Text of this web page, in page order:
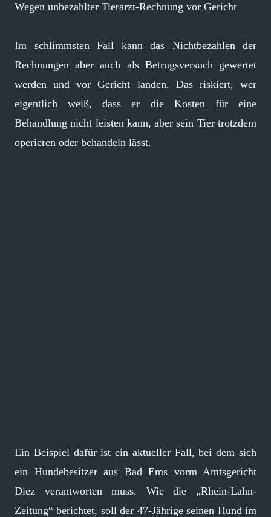
Wegen unbezahlter Tierarzt-Rechnung vor Gericht
Im schlimmsten Fall kann das Nichtbezahlen der
Rechnungen aber auch als Betrugsversuch gewertet
werden und vor Gericht landen. Das riskiert, wer
eigentlich weiß, dass er die Kosten für eine
Behandlung nicht leisten kann, aber sein Tier trotzdem
operieren oder behandeln lässt.
Ein Beispiel dafür ist ein aktueller Fall, bei dem sich
ein Hundebesitzer aus Bad Ems vorm Amtsgericht
Diez verantworten muss. Wie die „Rhein-Lahn-
Zeitung“ berichtet, soll der 47-Jährige seinen Hund im